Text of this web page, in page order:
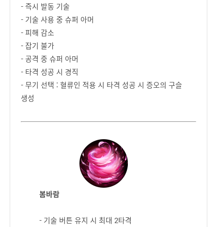
- 즉시 발동 기술
- 기술 사용 중 슈퍼 아머
- 피해 감소
- 잡기 불가
- 공격 중 슈퍼 아머
- 타격 성공 시 경직
- 무기 선택 : 혈류인 적용 시 타격 성공 시 증오의 구슬
생성
봄바람
- 기술 버튼 유지 시 최대 2타격